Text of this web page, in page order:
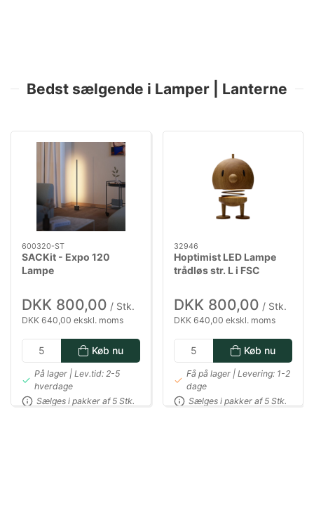
Bedst sælgende i Lamper | Lanterne
600320-ST
SACKit - Expo 120
Lampe
DKK 800,00 / Stk.
DKK 640,00 ekskl. moms
Køb nu
På lager | Lev.tid: 2-5
hverdage
Sælges i pakker af 5 Stk.
32946
Hoptimist LED Lampe
trådløs str. L i FSC
DKK 800,00 / Stk.
DKK 640,00 ekskl. moms
Køb nu
Få på lager | Levering: 1-2
dage
Sælges i pakker af 5 Stk.